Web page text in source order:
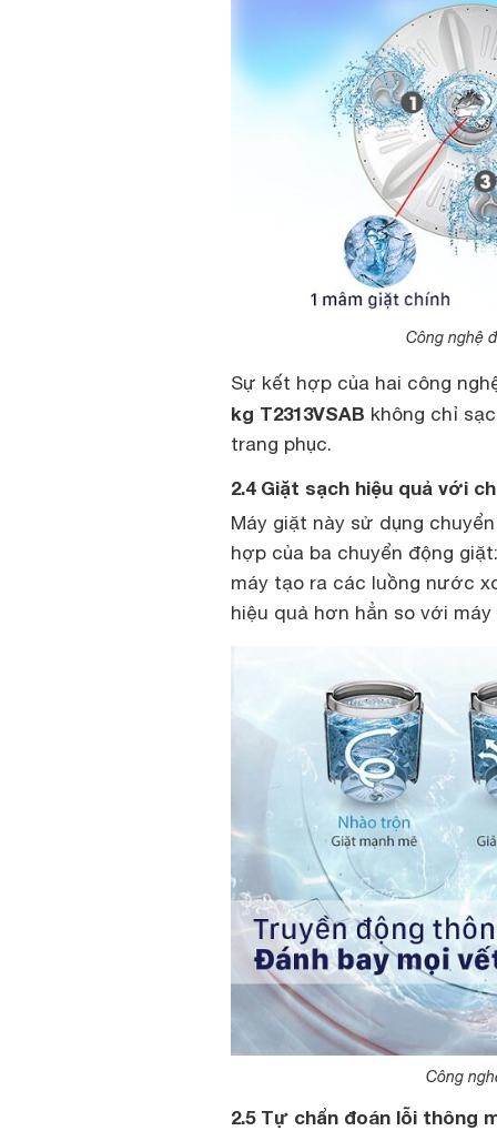
Công nghệ
Sự kết hợp của hai công
kg T2313VSAB không chỉ
trang phục.
2.4 Giặt sạch hiệu quả với
Máy giặt này sử dụng
hợp của ba chuyển động
máy tạo ra các luồng nước
hiệu quả hơn hẳn so với
Công
2.5 Tự chẩn đoán lỗi thông